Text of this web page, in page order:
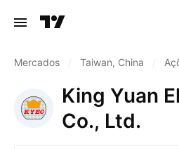
Mercados Taiwan, China
King Yuan
Co., Ltd.